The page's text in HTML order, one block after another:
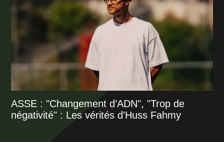
ASSE : "Changement d’ADN", "Trop de
négativité" : Les vérités d'Huss Fahmy